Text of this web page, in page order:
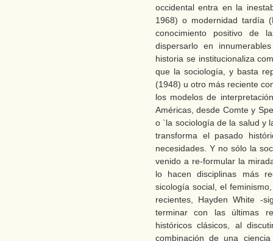
occidental entra en la
1968) o modernidad tardía
conocimiento positivo de
dispersarlo en
historia se institucionaliza
que la sociología, y basta
(1948) u otro más reciente
los modelos de
Américas, desde Comte y
o `la sociología de la salud y
transforma el pasado
necesidades. Y no sólo la
venido a re-formular la
lo hacen disciplinas más
sicología social, el
recientes, Hayden White -
terminar con las últimas
históricos clásicos, al
combinación de una